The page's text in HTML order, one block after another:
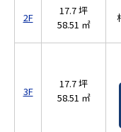
2F
17.7 坪
58.51 ㎡
3F
17.7 坪
58.51 ㎡